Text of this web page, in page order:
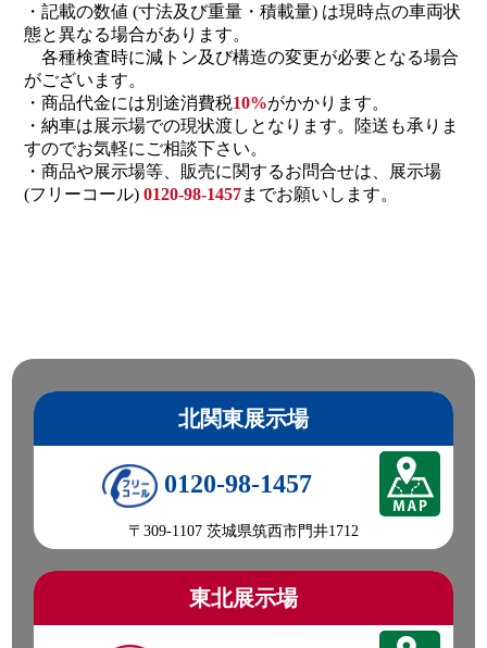
・記載の数値 (寸法及び重量・積載量) は現時点の車両状
態と異なる場合があります。
各種検査時に減トン及び構造の変更が必要となる場合
がございます。
・商品代金には別途消費税10%がかかります。
・納車は展示場での現状渡しとなります。陸送も承りま
すのでお気軽にご相談下さい。
・商品や展示場等、販売に関するお問合せは、展示場
(フリーコール) 0120-98-1457までお願いします。
北関東展示場
0120-98-1457
〒309-1107 茨城県筑西市門井1712
東北展示場